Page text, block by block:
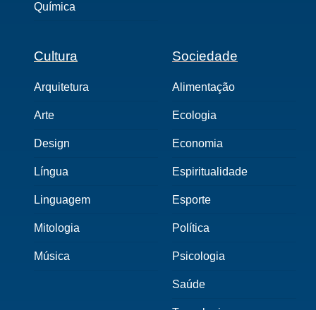
Química
Cultura
Arquitetura
Arte
Design
Língua
Linguagem
Mitologia
Música
Sociedade
Alimentação
Ecologia
Economia
Espiritualidade
Esporte
Política
Psicologia
Saúde